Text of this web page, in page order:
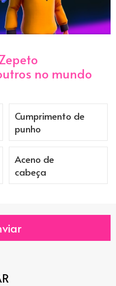
no mundo
Cumprimento de
punho
Aceno de
cabeça